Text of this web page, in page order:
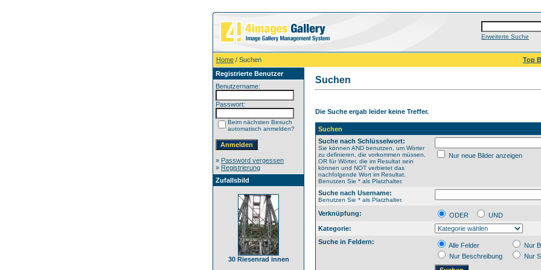
Erweiterte Suche
Home / Suchen
Top
Registrierte Benutzer
Benutzername:
Passwort:
Beim nächsten Besuch
automatisch anmelden?
» Password vergessen
» Registrierung
Zufallsbild
30 Riesenrad innen
Suchen
Die Suche ergab leider keine Treffer.
Suchen
Suche nach Schlüsselwort:
Sie können AND benutzen, um Wörter
zu definieren, die vorkommen müssen,
OR für Wörter, die im Resultat sein
können und NOT verbietet das
nachfolgende Wort im Resultat.
Benutzen Sie * als Platzhalter.
Nur neue Bilder anzeigen
Suche nach Username:
Benutzen Sie * als Platzhalter.
Verknüpfung: ODER
UND
Kategorie:
Suche in Feldern:
Alle Felder
Nur
Nur Beschreibung
Nur